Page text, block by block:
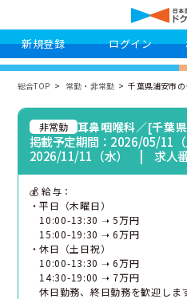
新規登録 ログイン
総合TOP 常勤・非常勤 千葉県浦安市の
非常勤 耳鼻咽喉科／[千葉
掲載予定期間：2026/05/11
2026/11/11（水） | 求人
💰 給与：
・平日（木曜日）
10:00-13:30 ➝ 5万円
15:00-19:30 ➝ 6万円
・休日（土日祝）
10:00-13:30 ➝ 6万円
14:30-19:00 ➝ 7万円
休日勤務、終日勤務を歓迎します